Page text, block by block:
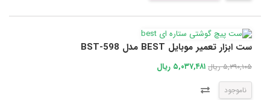
ست ابزار تعمیر موبایل BEST مدل BST-598
۵,۳۹۰,۱۰۵ ریال ۵,۰۳۷,۴۸۱ ریال
ناموجود